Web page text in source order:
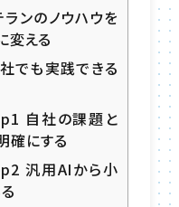
ンのノウハウを
変える
でも実践できる
自社の課題と
確にする
汎用AIから小